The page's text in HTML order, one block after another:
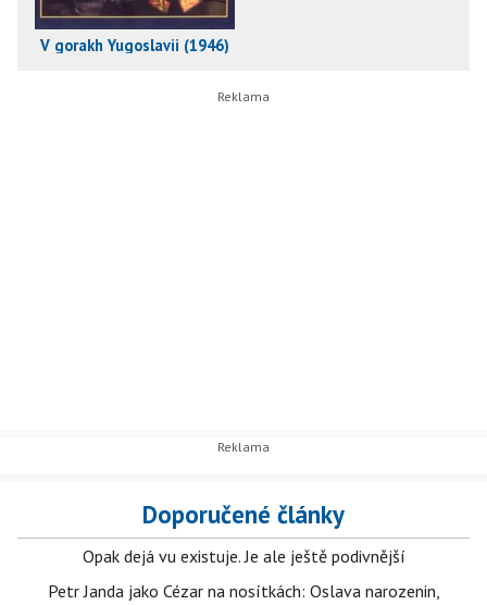
V gorakh Yugoslavii (1946)
Doporučené články
Opak dejá vu existuje. Je ale ještě podivnější
Petr Janda jako Cézar na nosítkách: Oslava narozenin,